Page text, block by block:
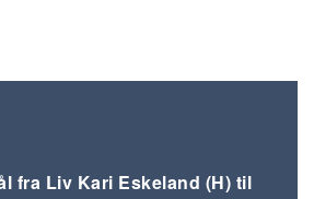
fra Liv Kari Eskeland (H) til